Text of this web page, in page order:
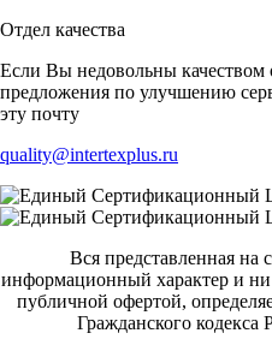
Отдел качества
Если Вы недовольны качеством
предложения по улучшению
эту почту
quality@intertexplus.ru
Вся представленная на
информационный характер и ни
публичной офертой,
Гражданского кодекса